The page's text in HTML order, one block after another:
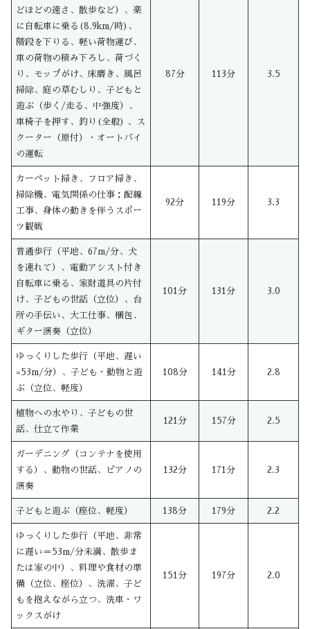
どほどの速さ、散歩など）、楽
に自転車に乗る(8.9km/時)、
階段を下りる、軽い荷物運び、
車の荷物の積み下ろし、荷づく
り、モップがけ、床磨き、風呂
掃除、庭の草むしり、子どもと
遊ぶ（歩く/走る、中強度）、
車椅子を押す、釣り(全般) 、ス
クーター（原付）・オートバイ
の運転
87分 113分 3.5
カーペット掃き、フロア掃き、
掃除機、電気関係の仕事：配線
工事、身体の動きを伴うスポー
ツ観戦
92分 119分 3.3
普通歩行（平地、67m/分、犬
を連れて）、電動アシスト付き
自転車に乗る、家財道具の片付
け、子どもの世話（立位）、台
所の手伝い、大工仕事、梱包、
ギター演奏（立位）
101分 131分 3.0
ゆっくりした歩行（平地、遅い
=53m/分）、子ども・動物と遊
ぶ（立位、軽度）
108分 141分 2.8
植物への水やり、子どもの世
話、仕立て作業
121分 157分 2.5
ガーデニング（コンテナを使用
する）、動物の世話、ピアノの
演奏
132分 171分 2.3
子どもと遊ぶ（座位、軽度） 138分 179分 2.2
ゆっくりした歩行（平地、非常
に遅い＝53m/分未満、散歩ま
たは家の中）、料理や食材の準
備（立位、座位）、洗濯、子ど
もを抱えながら立つ、洗車・ワ
ックスがけ
151分 197分 2.0